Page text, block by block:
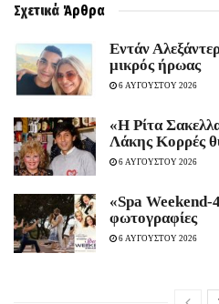
Σχετικά Άρθρα
Εντάν
μικρός ήρωας
6 ΑΥΓΟΥΣΤΟΥ 2026
«Η Ρίτα
Λάκης Κορρές
6 ΑΥΓΟΥΣΤΟΥ 2026
«Spa
φωτογραφίες
6 ΑΥΓΟΥΣΤΟΥ 2026